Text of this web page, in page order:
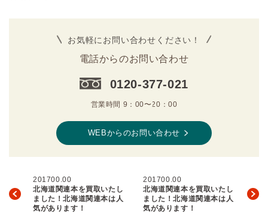
お気軽にお問い合わせください！
電話からのお問い合わせ
0120-377-021
営業時間 9：00〜20：00
WEBからのお問い合わせ
201700.00
北海道関連本を買取いたし
ました！北海道関連本は人
気があります！
201700.00
北海道関連本を買取いたし
ました！北海道関連本は人
気があります！